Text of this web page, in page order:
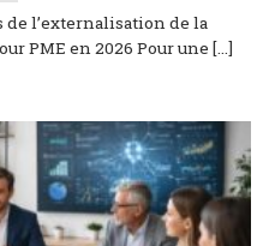
de l’externalisation de la
PME en 2026 Pour une [...]